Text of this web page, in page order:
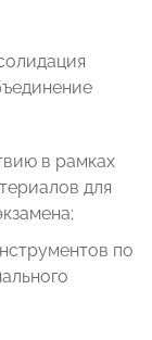
в рамках
для
по